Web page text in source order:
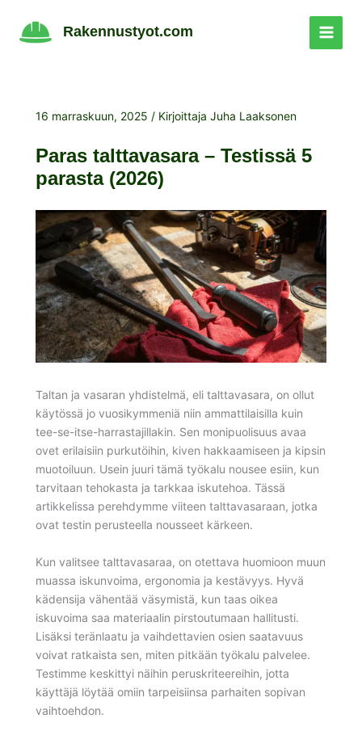
sisältöön
Rakennustyot.com
16 marraskuun, 2025 / Kirjoittaja Juha Laaksonen
Paras talttavasara – Testissä 5
parasta (2026)
Taltan ja vasaran yhdistelmä, eli talttavasara, on ollut
käytössä jo vuosikymmeniä niin ammattilaisilla kuin
tee-se-itse-harrastajillakin. Sen monipuolisuus avaa
ovet erilaisiin purkutöihin, kiven hakkaamiseen ja kipsin
muotoiluun. Usein juuri tämä työkalu nousee esiin, kun
tarvitaan tehokasta ja tarkkaa iskutehoa. Tässä
artikkelissa perehdymme viiteen talttavasaraan, jotka
ovat testin perusteella nousseet kärkeen.
Kun valitsee talttavasaraa, on otettava huomioon muun
muassa iskunvoima, ergonomia ja kestävyys. Hyvä
kädensija vähentää väsymistä, kun taas oikea
iskuvoima saa materiaalin pirstoutumaan hallitusti.
Lisäksi teränlaatu ja vaihdettavien osien saatavuus
voivat ratkaista sen, miten pitkään työkalu palvelee.
Testimme keskittyi näihin peruskriteereihin, jotta
käyttäjä löytää omiin tarpeisiinsa parhaiten sopivan
vaihtoehdon.